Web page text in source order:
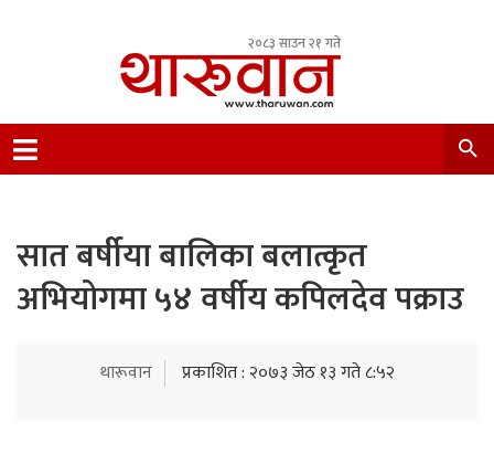
२०८३ साउन २१ गते
Nepal.
सात बर्षीया बालिका बलात्कृत
अभियोगमा ५४ वर्षीय कपिलदेव पक्राउ
थारूवान प्रकाशित : २०७३ जेठ १३ गते ८:५२